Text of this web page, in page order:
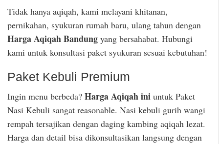
Tidak hanya aqiqah, kami melayani khitanan,
pernikahan, syukuran rumah baru, ulang tahun dengan
Harga Aqiqah Bandung yang bersahabat. Hubungi
kami untuk konsultasi paket syukuran sesuai kebutuhan!
Paket Kebuli Premium
Ingin menu berbeda? Harga Aqiqah ini untuk Paket
Nasi Kebuli sangat reasonable. Nasi kebuli gurih wangi
rempah tersajikan dengan daging kambing aqiqah lezat.
Harga dan detail bisa dikonsultasikan langsung dengan